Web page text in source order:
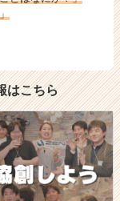
はこちら